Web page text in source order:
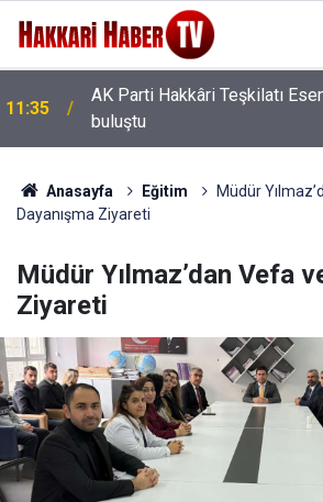
11:35
AK Parti Hakkâri Teşkilatı
buluştu
Anasayfa Eğitim
Müdür
Dayanışma Ziyareti
Müdür Yılmaz’dan Vefa
Ziyareti